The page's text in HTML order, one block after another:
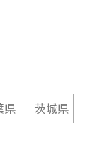
県 茨城県